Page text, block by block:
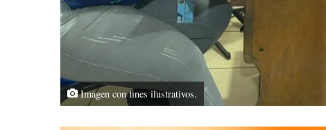
Imagen con fines ilustrativos.